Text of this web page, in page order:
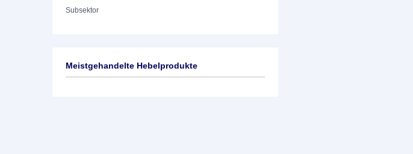
Subsektor
Meistgehandelte Hebelprodukte